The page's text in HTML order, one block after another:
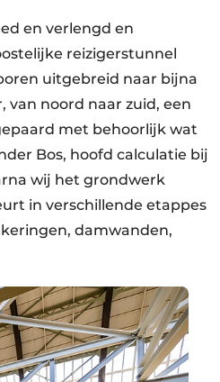
en verlengd en
reizigerstunnel
uitgebreid naar bijna
van noord naar zuid, een
met behoorlijk wat
Bos, hoofd calculatie bij
wij het grondwerk
in verschillende etappes
damwanden,